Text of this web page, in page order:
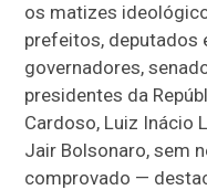
os matizes
prefeitos, deputados
governadores,
presidentes da
Cardoso, Luiz Inácio
Jair Bolsonaro, sem
comprovado —